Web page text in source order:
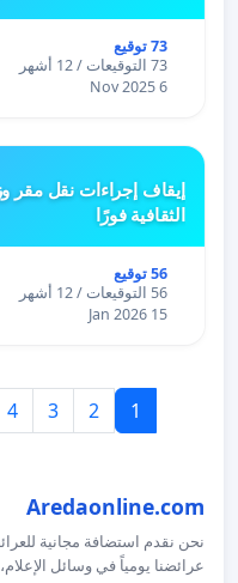
73 توقيع
73 التوقيعات / 12 أشهر
6 Nov 2025
إيقاف إجراءات نقل مقر
الثقافية فورًا
56 توقيع
56 التوقيعات / 12 أشهر
15 Jan 2026
1
2
3
4
Aredaonline.com
نحن نقدم استضافة مجانية
عرائضنا يومياً في وسائل